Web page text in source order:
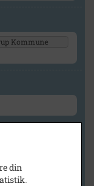
Kommune
din